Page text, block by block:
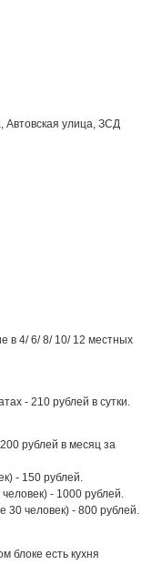
Автовская улица, ЗСД
в 4/ 6/ 8/ 10/ 12 местных
- 210 рублей в сутки.
рублей в месяц за
- 150 рублей.
- 1000 рублей.
30 человек) - 800 рублей.
блоке есть кухня